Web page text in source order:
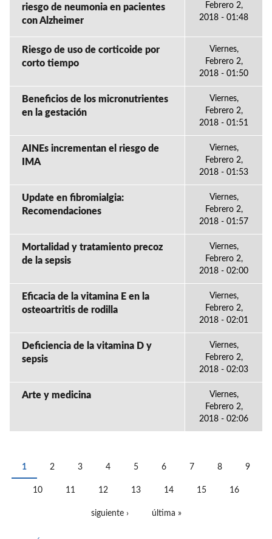
riesgo de neumonia en pacientes
con Alzheimer
Febrero 2,
2018 - 01:48
Riesgo de uso de corticoide por
corto tiempo
Viernes,
Febrero 2,
2018 - 01:50
Beneficios de los micronutrientes
en la gestación
Viernes,
Febrero 2,
2018 - 01:51
AINEs incrementan el riesgo de
IMA
Viernes,
Febrero 2,
2018 - 01:53
Update en fibromialgia:
Recomendaciones
Viernes,
Febrero 2,
2018 - 01:57
Mortalidad y tratamiento precoz
de la sepsis
Viernes,
Febrero 2,
2018 - 02:00
Eficacia de la vitamina E en la
osteoartritis de rodilla
Viernes,
Febrero 2,
2018 - 02:01
Deficiencia de la vitamina D y
sepsis
Viernes,
Febrero 2,
2018 - 02:03
Arte y medicina
Viernes,
Febrero 2,
2018 - 02:06
PÁGINAS
1 2 3 4 5 6 7 8 9
10 11 12 13 14 15 16
siguiente › última »